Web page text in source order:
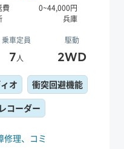
費
0~44,000円
兵庫
乗車定員 駆動
7人 2WD
理、 コミ
オ
衝突回避機能
コーダー